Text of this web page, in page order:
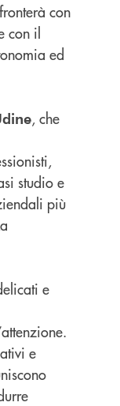
con
con il
ed
, che
studio e
più
e
e